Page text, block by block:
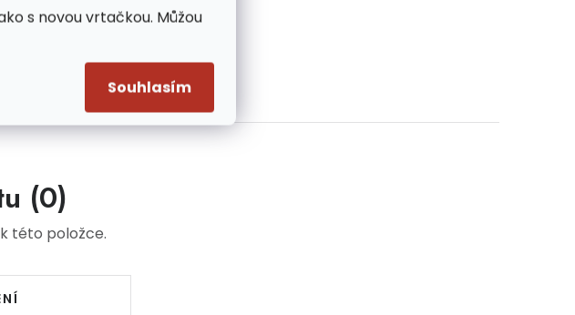
s novou vrtačkou. Můžou
Souhlasím
(0)
této položce.